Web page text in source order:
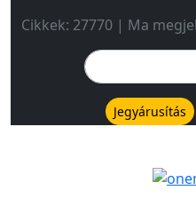
Cikkek: 27770 | Ma
Jegyárusítás